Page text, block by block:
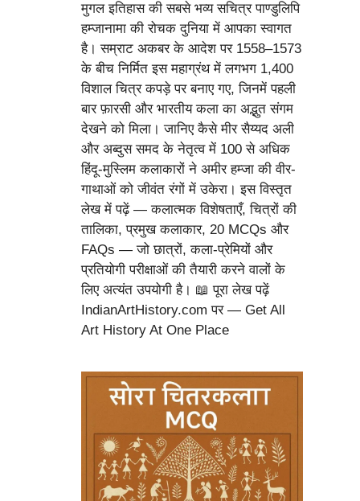
मुगल इतिहास की सबसे भव्य सचित्र पाण्डुलिपि
हम्जानामा की रोचक दुनिया में आपका स्वागत
है। सम्राट अकबर के आदेश पर 1558–1573
के बीच निर्मित इस महाग्रंथ में लगभग 1,400
विशाल चित्र कपड़े पर बनाए गए, जिनमें पहली
बार फ़ारसी और भारतीय कला का अद्भुत संगम
देखने को मिला। जानिए कैसे मीर सैय्यद अली
और अब्दुस समद के नेतृत्व में 100 से अधिक
हिंदू-मुस्लिम कलाकारों ने अमीर हम्जा की वीर-
गाथाओं को जीवंत रंगों में उकेरा। इस विस्तृत
लेख में पढ़ें — कलात्मक विशेषताएँ, चित्रों की
तालिका, प्रमुख कलाकार, 20 MCQs और
FAQs — जो छात्रों, कला-प्रेमियों और
प्रतियोगी परीक्षाओं की तैयारी करने वालों के
लिए अत्यंत उपयोगी है। 📖 पूरा लेख पढ़ें
IndianArtHistory.com पर — Get All
Art History At One Place